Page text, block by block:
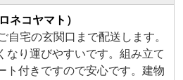
ネコヤマト）
自宅の玄関口まで配送します。
なり運びやすいです。組み立て
ト付きですので安心です。建物